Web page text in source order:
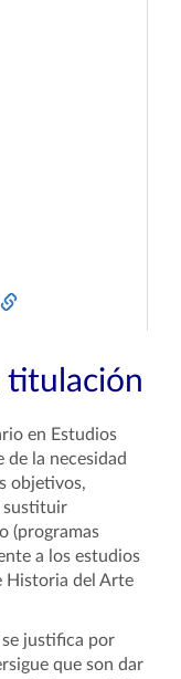
titulación
en Estudios
de la necesidad
objetivos,
sustituir
(programas
a los estudios
Historia del Arte
se justifica por
que son dar